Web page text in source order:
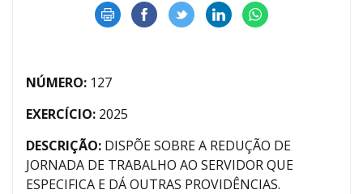
NÚMERO: 127
EXERCÍCIO: 2025
DESCRIÇÃO: DISPÕE SOBRE A REDUÇÃO DE
JORNADA DE TRABALHO AO SERVIDOR QUE
ESPECIFICA E DÁ OUTRAS PROVIDÊNCIAS.